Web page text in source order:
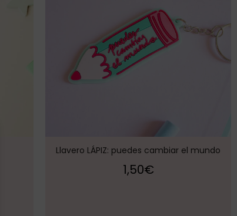
Llavero LÁPIZ: puedes cambiar el mundo
1,50€